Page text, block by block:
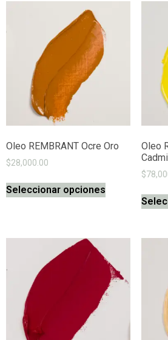
Oleo REMBRANT Ocre Oro
$28,000.00
Seleccionar opciones
Oleo
$